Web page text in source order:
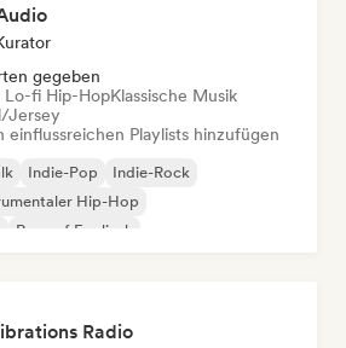
gegeben
Lo-fi Hip-HopKlassische Musik
Jersey
einflussreichen Playlists hinzufügen
Indie-Pop
Indie-Rock
Hip-Hop
Rap auf Englisch
Radio